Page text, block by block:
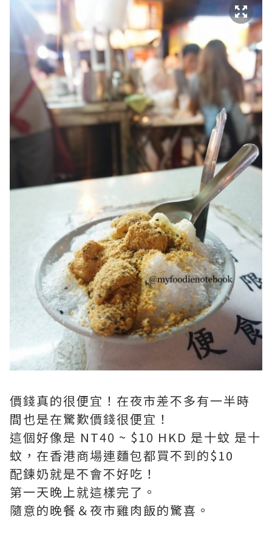
價錢真的很便宜！在夜市差不多有一半時
間也是在驚歎價錢很便宜！
這個好像是 NT40 ~ $10 HKD 是十蚊 是十
蚊，在香港商場連麵包都買不到的$10
配鍊奶就是不會不好吃！
第一天晚上就這樣完了。
隨意的晚餐＆夜市雞肉飯的驚喜。